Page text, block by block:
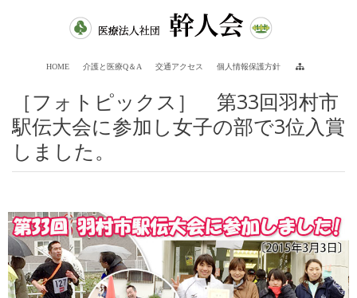
HOME 介護と医療Q＆A 交通アクセス 個人情報保護方針
［フォトピックス］ 第33回羽村市
駅伝大会に参加し女子の部で3位入賞
しました。